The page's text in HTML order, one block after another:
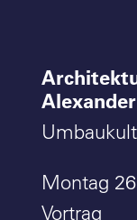
Montag
Vortrag